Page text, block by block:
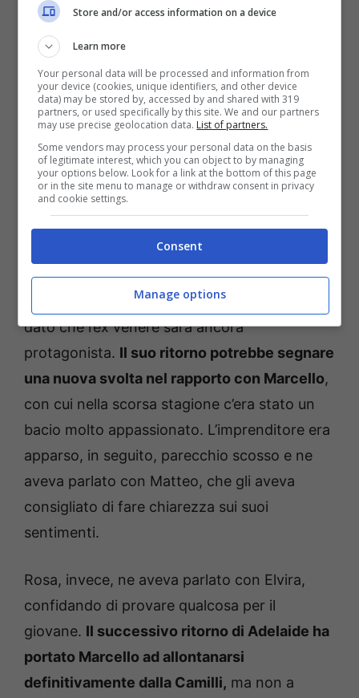
Il Paradiso delle signore 10, spoiler nuova stagione: Rosa e
Marcello, la distanza si accorcia (Foto Rai Play) ot11ot2.it
Per settimane si è parlato di un suo addio
definitivo ma, a quanto pare, non sarà così,
dato che l’ex venere sarà ancora
protagonista. Il suo ritorno potrebbe segnare
una nuova svolta nel rapporto con Marcello,
con cui nella scorsa stagione c’era stato un
bacio molto appassionato. L’imprenditore era
apparso, in seguito, parecchio scosso e ne
aveva parlato con Matteo, che gli aveva
consigliato di fare chiarezza sui suoi
sentimenti.
Rosa, invece, ne aveva parlato con Elvira,
confidando di provare qualcosa per il
giovane. Il successivo ritorno di Adelaide ha
portato Marcello ad allontanarsi
definitivamente dalla Camilli, ma non a
Store and/or access information on a device
Learn more
Your personal data will be processed and information from
your device (cookies, unique identifiers, and other device
data) may be stored by, accessed by and shared with 319
partners, or used specifically by this site. We and our partners
may use precise geolocation data. List of partners.
Some vendors may process your personal data on the basis
of legitimate interest, which you can object to by managing
your options below. Look for a link at the bottom of this page
or in the site menu to manage or withdraw consent in privacy
and cookie settings.
Consent
Manage options